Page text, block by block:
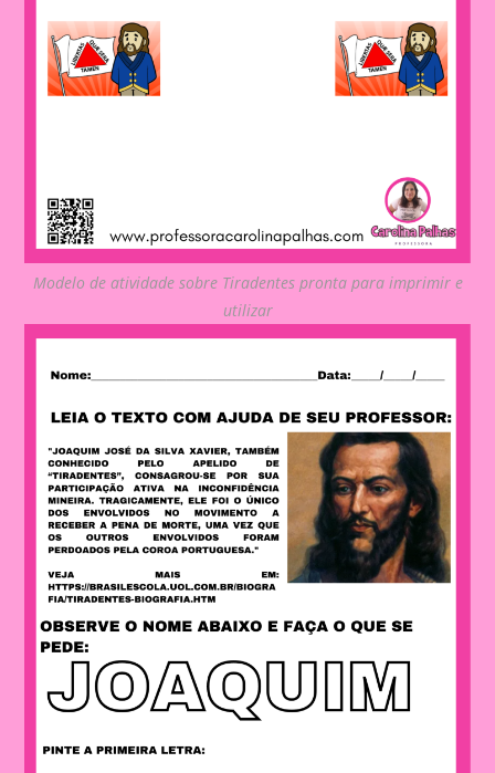
Modelo de atividade sobre Tiradentes pronta para imprimir e
utilizar